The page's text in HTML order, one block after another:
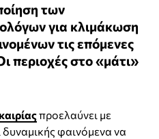
των
για κλιμάκωση
τις επόμενες
περιοχές στο «μάτι»
προελαύνει με
δυναμικής φαινόμενα να